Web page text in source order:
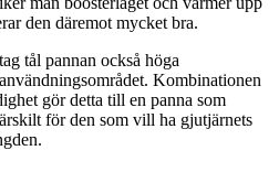
den däremot mycket bra.
tål pannan också höga
Kombinationen
gör detta till en panna som
för den som vill ha gjutjärnets